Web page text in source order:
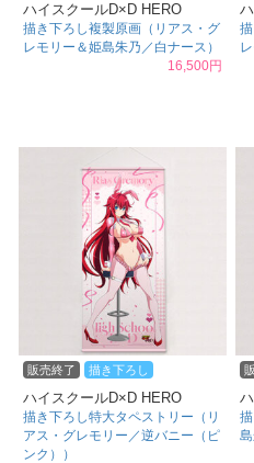
ハイスクールD×D HERO
描き下ろし複製原画（リアス・グ
レモリー＆姫島朱乃／白ナース）
16,500円
販売終了 描き下ろし
ハイスクールD×D HERO
描き下ろし特大タペストリー（リ
アス・グレモリー／逆バニー（ピ
ンク））